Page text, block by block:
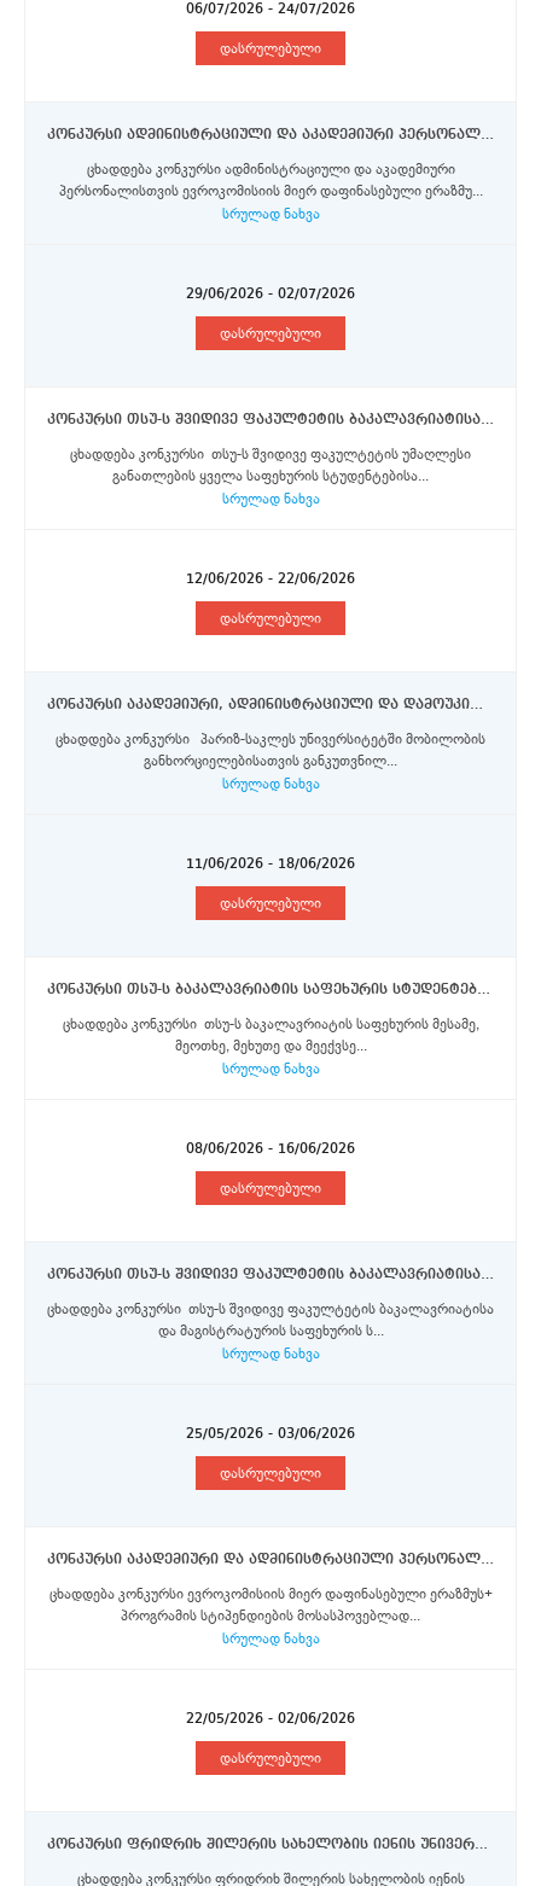
06/07/2026 - 24/07/2026
დასრულებული
კონკურსი ადმინისტრაციული და აკადემიური პერსონალისთვის ერაზმუს+ პროგრამის სტიპენდიების მოსასპოვებლად
ცხადდება კონკურსი ადმინისტრაციული და აკადემიური
პერსონალისთვის ევროკომისიის მიერ დაფინასებული ერაზმუ...
სრულად ნახვა
29/06/2026 - 02/07/2026
დასრულებული
კონკურსი თსუ-ს შვიდივე ფაკულტეტის ბაკალავრიატისა და მაგისტრატურის საფეხურის სტუდენტებისათვის 2026/2027 სასწავლო წლის შემოდგომის სემესტრისათვის შემოთავაზებული ერაზმუს+ პროგრამის სტიპენდიების მოსაპოვებლად
ცხადდება კონკურსი თსუ-ს შვიდივე ფაკულტეტის უმაღლესი
განათლების ყველა საფეხურის სტუდენტებისა...
სრულად ნახვა
12/06/2026 - 22/06/2026
დასრულებული
კონკურსი აკადემიური, ადმინისტრაციული და დამოუკიდებელი სამეცნიერო-კვლევითი ინსტიტუტების პერსონალის წარმომადგენლებისთვის პარიზ-საკლეს უნივერსიტეტში ერაზმუს+ პროგრამის სტიპენდიის მოსაპოვებლად
ცხადდება კონკურსი პარიზ-საკლეს უნივერსიტეტში მობილობის
განხორციელებისათვის განკუთვნილ...
სრულად ნახვა
11/06/2026 - 18/06/2026
დასრულებული
კონკურსი თსუ-ს ბაკალავრიატის საფეხურის სტუდენტებისათვის ერაზმუს+ პროგრამის ფარგლებში, ლუმიერის ლიონი 2 უნივერსიტეტის მიერ შემოთავაზებული სტიპენდიების მოსაპოვებლად
ცხადდება კონკურსი თსუ-ს ბაკალავრიატის საფეხურის მესამე,
მეოთხე, მეხუთე და მეექვსე...
სრულად ნახვა
08/06/2026 - 16/06/2026
დასრულებული
კონკურსი თსუ-ს შვიდივე ფაკულტეტის ბაკალავრიატისა და მაგისტრატურის საფეხურის სტუდენტებისათვის 2026/2027 სასწავლო წლის შემოდგომის სემესტრისათვის შემოთავაზებული ერაზმუს+ პროგრამის სტიპენდიების მოსაპოვებლად
ცხადდება კონკურსი თსუ-ს შვიდივე ფაკულტეტის ბაკალავრიატისა
და მაგისტრატურის საფეხურის ს...
სრულად ნახვა
25/05/2026 - 03/06/2026
დასრულებული
კონკურსი აკადემიური და ადმინისტრაციული პერსონალის წარმომადგენლებისთვის ერაზმუს+ პროგრამის სტიპენდიის მოსაპოვებლად (ნაწილი V)
ცხადდება კონკურსი ევროკომისიის მიერ დაფინასებული ერაზმუს+
პროგრამის სტიპენდიების მოსასპოვებლად...
სრულად ნახვა
22/05/2026 - 02/06/2026
დასრულებული
კონკურსი ფრიდრიხ შილერის სახელობის იენის უნივერსიტეტში კვლევითი სტაჟირებისათვის სტიპენდიების მოსაპოვებლად 2026
ცხადდება კონკურსი ფრიდრიხ შილერის სახელობის იენის